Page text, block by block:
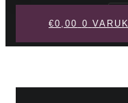
Sök
€0,00 0